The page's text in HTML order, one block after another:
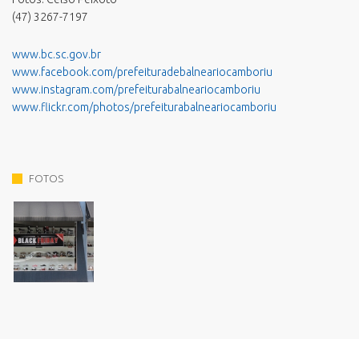
(47) 3267-7197
www.bc.sc.gov.br
www.facebook.com/prefeituradebalneariocamboriu
www.instagram.com/prefeiturabalneariocamboriu
www.flickr.com/photos/prefeiturabalneariocamboriu
FOTOS